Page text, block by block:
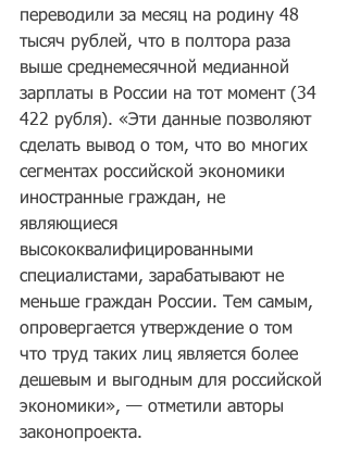
переводили за месяц на родину 48
тысяч рублей, что в полтора раза
выше среднемесячной медианной
зарплаты в России на тот момент (34
422 рубля). «Эти данные позволяют
сделать вывод о том, что во многих
сегментах российской экономики
иностранные граждан, не
являющиеся
высококвалифицированными
специалистами, зарабатывают не
меньше граждан России. Тем самым,
опровергается утверждение о том
что труд таких лиц является более
дешевым и выгодным для российской
экономики», — отметили авторы
законопроекта.